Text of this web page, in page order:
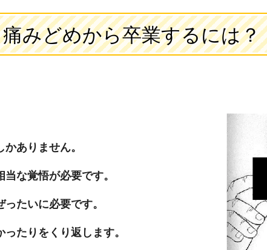
痛みどめから卒業するには？
ありません。
な覚悟が必要です。
ったいに必要です。
たりをくり返します。